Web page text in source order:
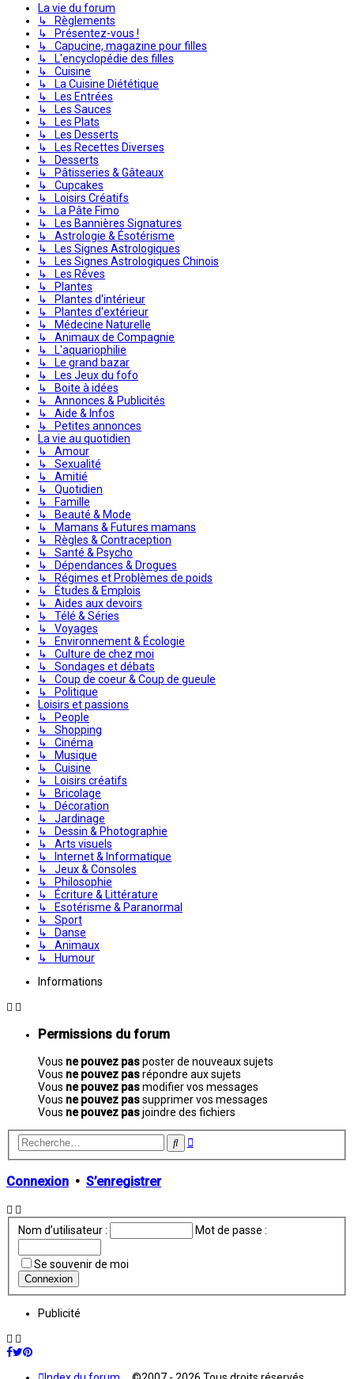
La vie du forum
↳ Règlements
↳ Présentez-vous !
↳ Capucine, magazine pour filles
↳ L'encyclopédie des filles
↳ Cuisine
↳ La Cuisine Diététique
↳ Les Entrées
↳ Les Sauces
↳ Les Plats
↳ Les Desserts
↳ Les Recettes Diverses
↳ Desserts
↳ Pâtisseries & Gâteaux
↳ Cupcakes
↳ Loisirs Créatifs
↳ La Pâte Fimo
↳ Les Bannières Signatures
↳ Astrologie & Ésotérisme
↳ Les Signes Astrologiques
↳ Les Signes Astrologiques Chinois
↳ Les Rêves
↳ Plantes
↳ Plantes d'intérieur
↳ Plantes d'extérieur
↳ Médecine Naturelle
↳ Animaux de Compagnie
↳ L'aquariophilie
↳ Le grand bazar
↳ Les Jeux du fofo
↳ Boite à idées
↳ Annonces & Publicités
↳ Aide & Infos
↳ Petites annonces
La vie au quotidien
↳ Amour
↳ Sexualité
↳ Amitié
↳ Quotidien
↳ Famille
↳ Beauté & Mode
↳ Mamans & Futures mamans
↳ Règles & Contraception
↳ Santé & Psycho
↳ Dépendances & Drogues
↳ Régimes et Problèmes de poids
↳ Études & Emplois
↳ Aides aux devoirs
↳ Télé & Séries
↳ Voyages
↳ Environnement & Écologie
↳ Culture de chez moi
↳ Sondages et débats
↳ Coup de coeur & Coup de gueule
↳ Politique
Loisirs et passions
↳ People
↳ Shopping
↳ Cinéma
↳ Musique
↳ Cuisine
↳ Loisirs créatifs
↳ Bricolage
↳ Décoration
↳ Jardinage
↳ Dessin & Photographie
↳ Arts visuels
↳ Internet & Informatique
↳ Jeux & Consoles
↳ Philosophie
↳ Écriture & Littérature
↳ Esotérisme & Paranormal
↳ Sport
↳ Danse
↳ Animaux
↳ Humour
Informations
Permissions du forum
Vous ne pouvez pasposter de nouveaux sujets
Vous ne pouvez pasrépondre aux sujets
Vous ne pouvez pasmodifier vos messages
Vous ne pouvez passupprimer vos messages
Vous ne pouvez pasjoindre des fichiers
Rechercher
Recherche
Connexion • S’enregistrer
Nom d’utilisateur : Mot de passe :
Se souvenir de moi
Publicité